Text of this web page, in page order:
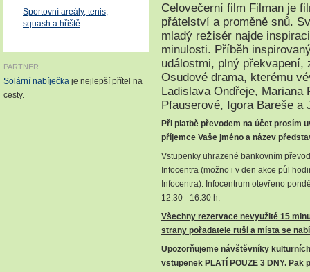
Sportovní areály, tenis,
squash a hřiště
PARTNER
Solární nabíječka je nejlepší přítel na
cesty.
Celovečerní film Filman je
přátelství a proměně snů.
mladý režisér najde
minulosti. Příběh
událostmi, plný překvapení,
Osudové drama, kterému
Ladislava Ondřeje, Mariana
Pfauserové, Igora Bareše a
Při platbě převodem na účet prosím
příjemce Vaše jméno a název
Vstupenky uhrazené bankovním
Infocentra (možno i v den akce půl
Infocentra). Infocentrum otevřeno
12.30 - 16.30 h.
Všechny rezervace nevyužité 15
strany pořadatele ruší a místa se
Upozorňujeme návštěvníky
vstupenek PLATÍ POUZE 3 DNY. Pak